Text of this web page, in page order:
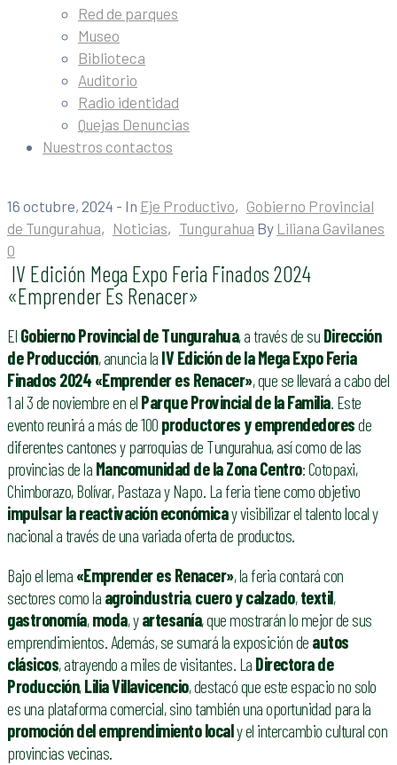
Red de parques
Museo
Biblioteca
Auditorio
Radio identidad
Quejas Denuncias
Nuestros contactos
16 octubre, 2024 - In Eje Productivo‚ Gobierno Provincial
de Tungurahua‚ Noticias‚ Tungurahua By Liliana Gavilanes
0
IV Edición Mega Expo Feria Finados 2024
«Emprender Es Renacer»
El Gobierno Provincial de Tungurahua, a través de su Dirección
de Producción, anuncia la IV Edición de la Mega Expo Feria
Finados 2024 «Emprender es Renacer», que se llevará a cabo del
1 al 3 de noviembre en el Parque Provincial de la Familia. Este
evento reunirá a más de 100 productores y emprendedoresde
diferentes cantones y parroquias de Tungurahua, así como de las
provincias de la Mancomunidad de la Zona Centro: Cotopaxi,
Chimborazo, Bolívar, Pastaza y Napo. La feria tiene como objetivo
impulsar la reactivación económicay visibilizar el talento local y
nacional a través de una variada oferta de productos.
Bajo el lema «Emprender es Renacer», la feria contará con
sectores como la agroindustria,cuero y calzado,textil,
gastronomía,moda, yartesanía, que mostrarán lo mejor de sus
emprendimientos. Además, se sumará la exposición de autos
clásicos, atrayendo a miles de visitantes. La Directora de
Producción,Lilia Villavicencio, destacó que este espacio no solo
es una plataforma comercial, sino también una oportunidad para la
promoción del emprendimiento localy el intercambio cultural con
provincias vecinas.